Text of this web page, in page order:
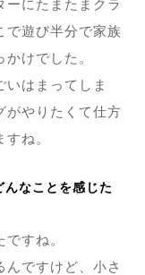
ーにたまたまクラ
で遊び半分で家族
けでした。
いはまってしま
がやりたくて仕方
ね。
んなことを感じた
すね。
んですけど、小さ